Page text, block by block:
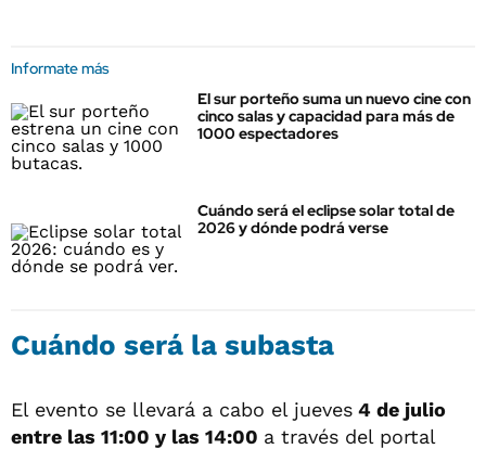
Informate más
El sur porteño suma un nuevo cine con
cinco salas y capacidad para más de
1000 espectadores
Cuándo será el eclipse solar total de
2026 y dónde podrá verse
Cuándo será la subasta
El evento se llevará a cabo el jueves 4 de julio
entre las 11:00 y las 14:00 a través del portal